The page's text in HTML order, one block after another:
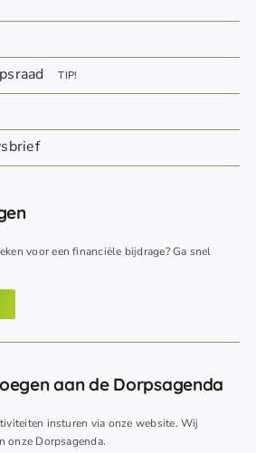
TIP!
voor een financiële bijdrage? Ga snel
aan de Dorpsagenda
insturen via onze website. Wij
onze Dorpsagenda.